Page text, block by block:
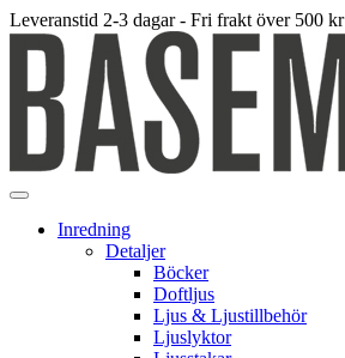
Leveranstid 2-3 dagar - Fri frakt över 500 kr
Inredning
Detaljer
Böcker
Doftljus
Ljus & Ljustillbehör
Ljuslyktor